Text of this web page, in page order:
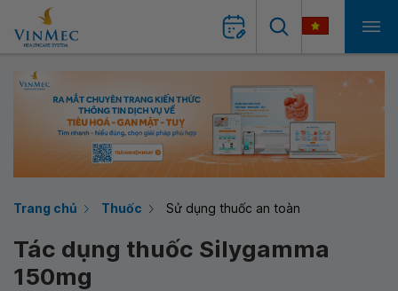
Trang chủ Thuốc Sử dụng thuốc an toàn
Tác dụng thuốc Silygamma
150mg